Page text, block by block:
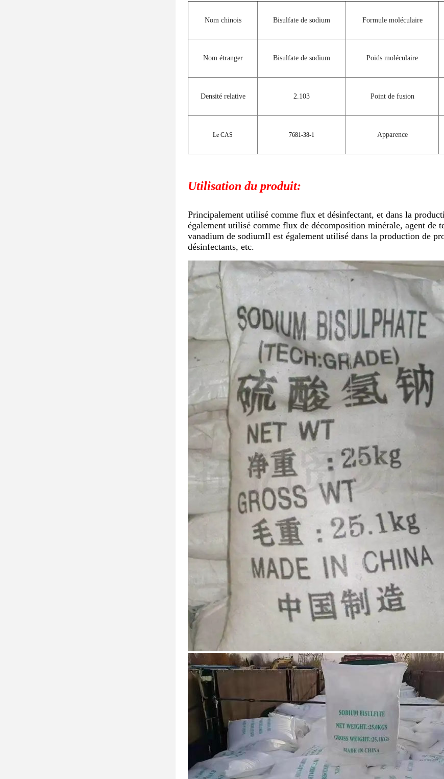
Nom chinois Bisulfate de sodium Formule moléculaire
Nom étranger Bisulfate de sodium Poids moléculaire
Densité relative 2.103 Point de fusion
Le CAS 7681-38-1 Apparence
Utilisation du produit:
Principalement utilisé comme flux et désinfectant, et dans la
également utilisé comme flux de décomposition minérale, agent de
vanadium de sodiumIl est également utilisé dans la production de
désinfectants, etc.